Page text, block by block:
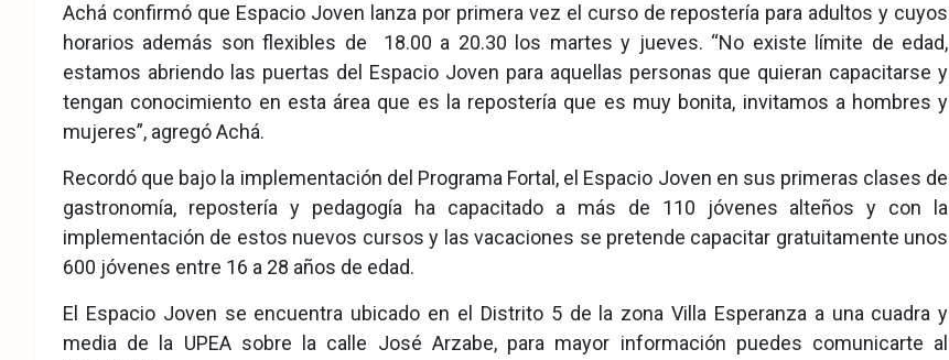
Achá confirmó que Espacio Joven lanza por primera vez el curso de repostería para adultos y cuyos
horarios además son flexibles de 18.00 a 20.30 los martes y jueves. “No existe límite de edad,
estamos abriendo las puertas del Espacio Joven para aquellas personas que quieran capacitarse y
tengan conocimiento en esta área que es la repostería que es muy bonita, invitamos a hombres y
mujeres”, agregó Achá.
Recordó que bajo la implementación del Programa Fortal, el Espacio Joven en sus primeras clases de
gastronomía, repostería y pedagogía ha capacitado a más de 110 jóvenes alteños y con la
implementación de estos nuevos cursos y las vacaciones se pretende capacitar gratuitamente unos
600 jóvenes entre 16 a 28 años de edad.
El Espacio Joven se encuentra ubicado en el Distrito 5 de la zona Villa Esperanza a una cuadra y
media de la UPEA sobre la calle José Arzabe, para mayor información puedes comunicarte al